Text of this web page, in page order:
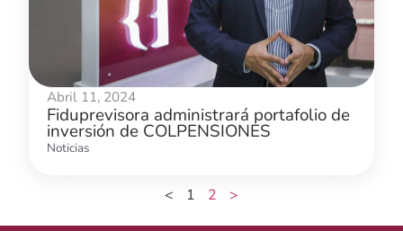
Abril 11, 2024
Fiduprevisora administrará portafolio de
inversión de COLPENSIONES
Noticias
< 1 2 >